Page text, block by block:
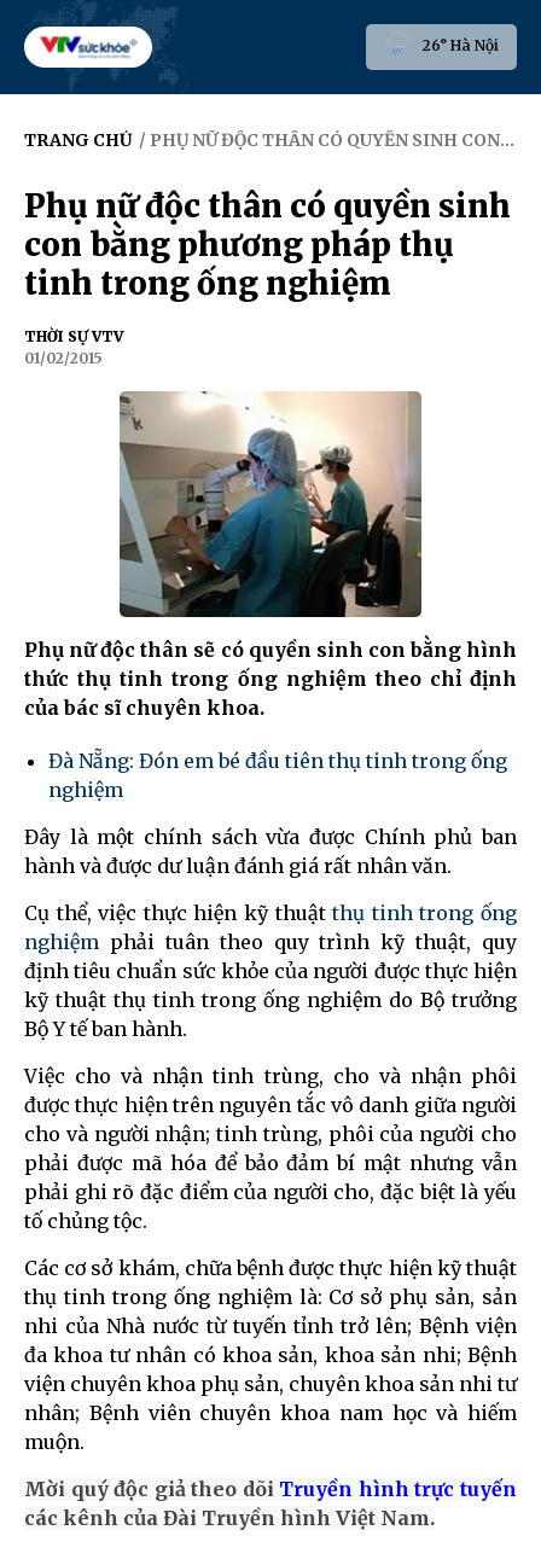
26° Hà Nội
TRANG CHỦ / PHỤ NỮ ĐỘC THÂN CÓ QUYỀN SINH CON BẰNG PHƯƠNG PHÁP THỤ TINH TRONG ỐNG NGHIỆM
Phụ nữ độc thân có quyền sinh
con bằng phương pháp thụ
tinh trong ống nghiệm
THỜI SỰ VTV
01/02/2015
Phụ nữ độc thân sẽ có quyền sinh con bằng hình
thức thụ tinh trong ống nghiệm theo chỉ định
của bác sĩ chuyên khoa.
Đà Nẵng: Đón em bé đầu tiên thụ tinh trong ống
nghiệm
Đây là một chính sách vừa được Chính phủ ban
hành và được dư luận đánh giá rất nhân văn.
Cụ thể, việc thực hiện kỹ thuậtthụ tinh trong ống
nghiệm phải tuân theo quy trình kỹ thuật, quy
định tiêu chuẩn sức khỏe của người được thực hiện
kỹ thuật thụ tinh trong ống nghiệm do Bộ trưởng
Bộ Y tế ban hành.
Việc cho và nhận tinh trùng, cho và nhận phôi
được thực hiện trên nguyên tắc vô danh giữa người
cho và người nhận; tinh trùng, phôi của người cho
phải được mã hóa để bảo đảm bí mật nhưng vẫn
phải ghi rõ đặc điểm của người cho, đặc biệt là yếu
tố chủng tộc.
Các cơ sở khám, chữa bệnh được thực hiện kỹ thuật
thụ tinh trong ống nghiệm là: Cơ sở phụ sản, sản
nhi của Nhà nước từ tuyến tỉnh trở lên; Bệnh viện
đa khoa tư nhân có khoa sản, khoa sản nhi; Bệnh
viện chuyên khoa phụ sản, chuyên khoa sản nhi tư
nhân; Bệnh viên chuyên khoa nam học và hiếm
muộn.
Mời quý độc giả theo dõi Truyền hình trực tuyến
các kênh của Đài Truyền hình Việt Nam.